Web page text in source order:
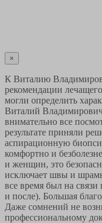
×
К Виталию
рекомендации
могли определить
Виталий
внимательно все
результате приняли
аспирационную
комфортно и
и женщин, это
исключает швы и
все время был на
и после). Большая
Даже сомнений не
профессиональному